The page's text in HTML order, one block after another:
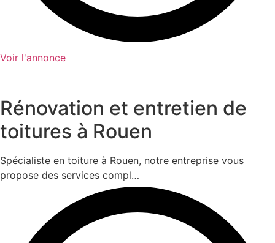
Voir l'annonce
Rénovation et entretien de
toitures à Rouen
Spécialiste en toiture à Rouen, notre entreprise vous
propose des services compl…